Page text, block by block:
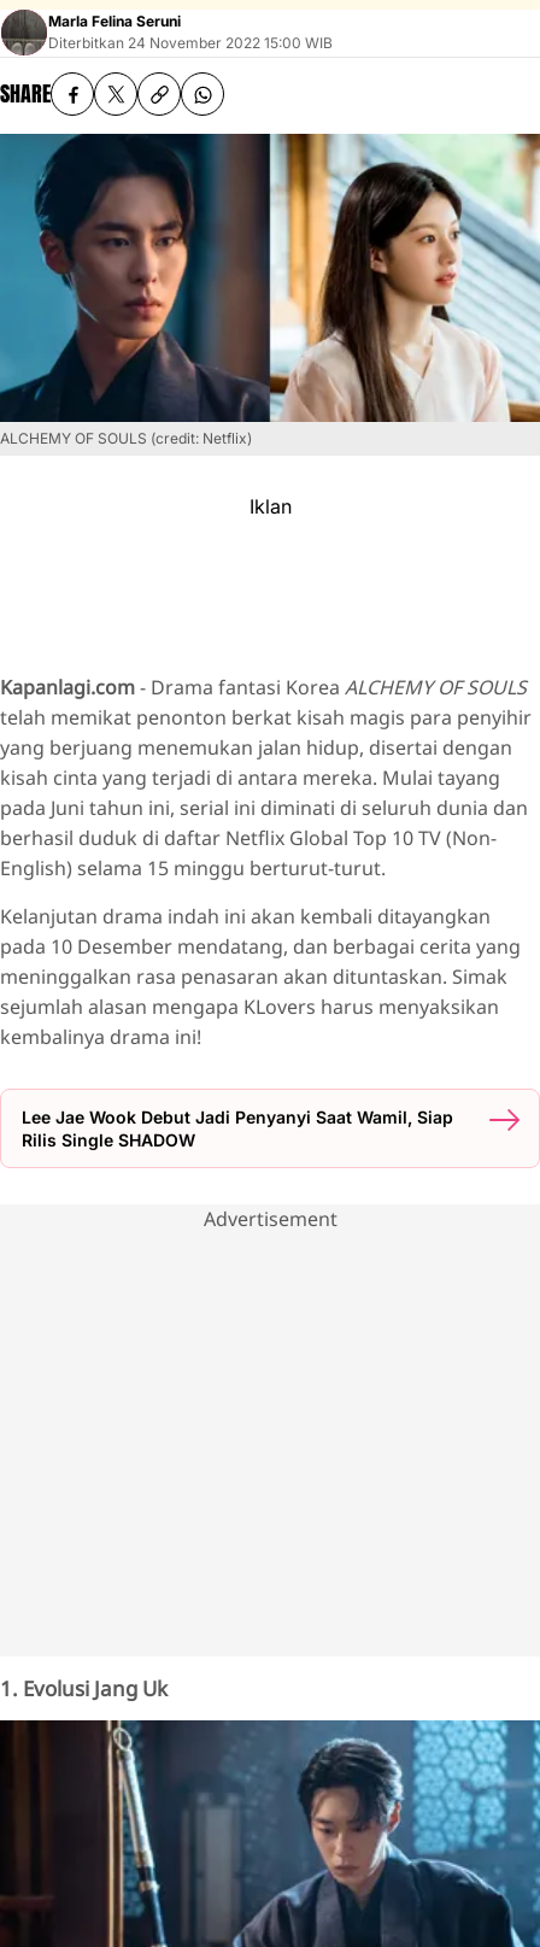
Marla Felina Seruni
Diterbitkan 24 November 2022 15:00 WIB
SHARE
ALCHEMY OF SOULS (credit: Netflix)
Iklan
Kapanlagi.com- Drama fantasi Korea ALCHEMY OF SOULS
telah memikat penonton berkat kisah magis para penyihir
yang berjuang menemukan jalan hidup, disertai dengan
kisah cinta yang terjadi di antara mereka. Mulai tayang
pada Juni tahun ini, serial ini diminati di seluruh dunia dan
berhasil duduk di daftar Netflix Global Top 10 TV (Non-
English) selama 15 minggu berturut-turut.
Kelanjutan drama indah ini akan kembali ditayangkan
pada 10 Desember mendatang, dan berbagai cerita yang
meninggalkan rasa penasaran akan dituntaskan. Simak
sejumlah alasan mengapa KLovers harus menyaksikan
kembalinya drama ini!
Lee Jae Wook Debut Jadi Penyanyi Saat Wamil, Siap
Rilis Single SHADOW
Advertisement
1. Evolusi Jang Uk